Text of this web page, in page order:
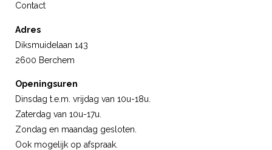
Contact
Adres
Diksmuidelaan 143
2600 Berchem
Openingsuren
Dinsdag t.e.m. vrijdag van 10u-18u.
Zaterdag van 10u-17u.
Zondag en maandag gesloten.
Ook mogelijk op afspraak.